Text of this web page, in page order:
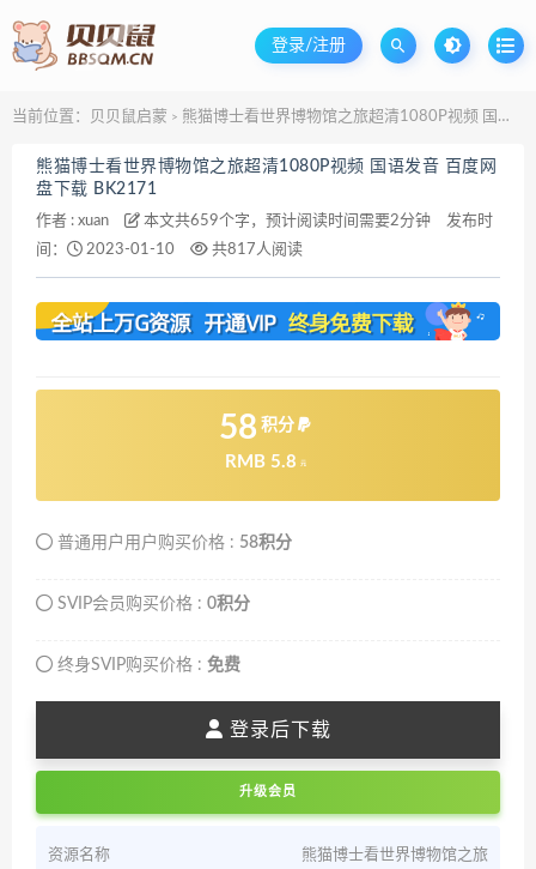
登录/注册
当前位置： 贝贝鼠启蒙 > 熊猫博士看世界博物馆之旅超清1080P视频 国语发音 百度网盘下载 BK2171
熊猫博士看世界博物馆之旅超清1080P视频 国语发音 百度网
盘下载 BK2171
作者 : xuan 本文共659个字，预计阅读时间需要2分钟
发布时
间：
2023-01-10 共817人阅读
58 积分
RMB 5.8 元
普通用户用户购买价格 : 58积分
SVIP会员购买价格 : 0积分
终身SVIP购买价格 : 免费
登录后下载
升级会员
资源名称 熊猫博士看世界博物馆之旅